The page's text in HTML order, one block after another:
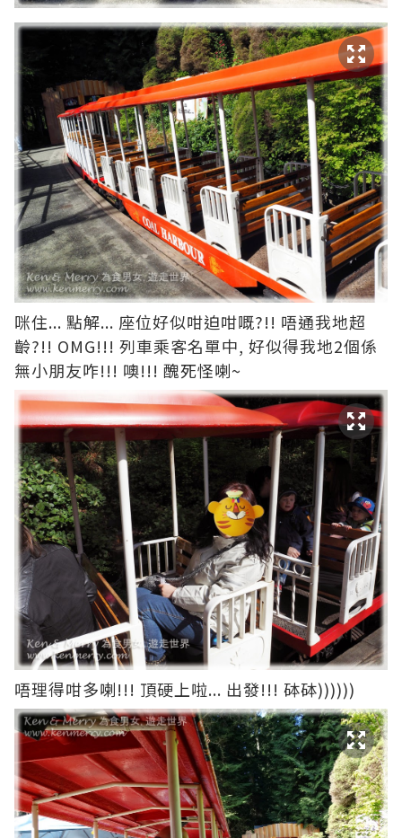
咪住... 點解... 座位好似咁迫咁嘅?!! 唔通我地超
齡?!! OMG!!! 列車乘客名單中, 好似得我地2個係
無小朋友咋!!! 噢!!! 醜死怪喇~
唔理得咁多喇!!! 頂硬上啦... 出發!!! 砵砵))))))